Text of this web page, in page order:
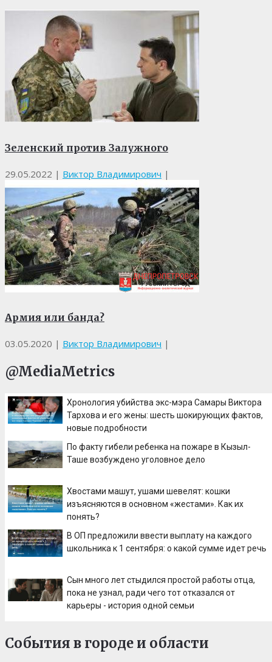
Зеленский против Залужного
29.05.2022 | Виктор Владимирович |
Армия или банда?
03.05.2020 | Виктор Владимирович |
@MediaMetrics
Хронология убийства экс-мэра Самары Виктора
Тархова и его жены: шесть шокирующих фактов,
новые подробности
По факту гибели ребенка на пожаре в Кызыл-
Таше возбуждено уголовное дело
Хвостами машут, ушами шевелят: кошки
изъясняются в основном «жестами». Как их
понять?
В ОП предложили ввести выплату на каждого
школьника к 1 сентября: о какой сумме идет речь
Сын много лет стыдился простой работы отца,
пока не узнал, ради чего тот отказался от
карьеры - история одной семьи
События в городе и области